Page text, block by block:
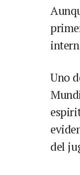
Uno
del